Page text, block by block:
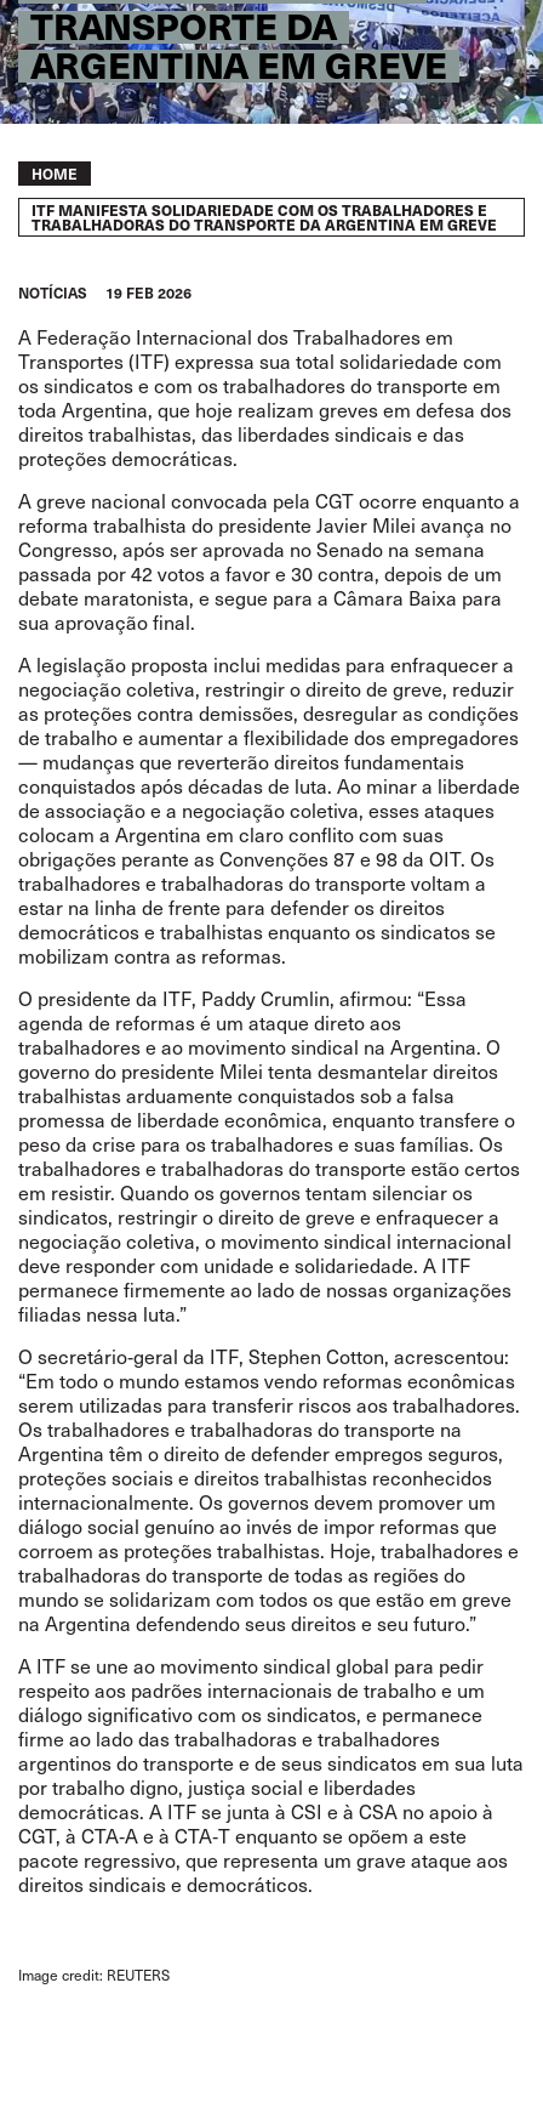
TRANSPORTE DA
ARGENTINA EM GREVE
Breadcrumb
HOME
ITF MANIFESTA SOLIDARIEDADE COM OS TRABALHADORES E
TRABALHADORAS DO TRANSPORTE DA ARGENTINA EM GREVE
NOTÍCIAS 19 FEB 2026
A Federação Internacional dos Trabalhadores em
Transportes (ITF) expressa sua total solidariedade com
os sindicatos e com os trabalhadores do transporte em
toda Argentina, que hoje realizam greves em defesa dos
direitos trabalhistas, das liberdades sindicais e das
proteções democráticas.
A greve nacional convocada pela CGT ocorre enquanto a
reforma trabalhista do presidente Javier Milei avança no
Congresso, após ser aprovada no Senado na semana
passada por 42 votos a favor e 30 contra, depois de um
debate maratonista, e segue para a Câmara Baixa para
sua aprovação final.
A legislação proposta inclui medidas para enfraquecer a
negociação coletiva, restringir o direito de greve, reduzir
as proteções contra demissões, desregular as condições
de trabalho e aumentar a flexibilidade dos empregadores
— mudanças que reverterão direitos fundamentais
conquistados após décadas de luta. Ao minar a liberdade
de associação e a negociação coletiva, esses ataques
colocam a Argentina em claro conflito com suas
obrigações perante as Convenções 87 e 98 da OIT. Os
trabalhadores e trabalhadoras do transporte voltam a
estar na linha de frente para defender os direitos
democráticos e trabalhistas enquanto os sindicatos se
mobilizam contra as reformas.
O presidente da ITF, Paddy Crumlin, afirmou: “Essa
agenda de reformas é um ataque direto aos
trabalhadores e ao movimento sindical na Argentina. O
governo do presidente Milei tenta desmantelar direitos
trabalhistas arduamente conquistados sob a falsa
promessa de liberdade econômica, enquanto transfere o
peso da crise para os trabalhadores e suas famílias. Os
trabalhadores e trabalhadoras do transporte estão certos
em resistir. Quando os governos tentam silenciar os
sindicatos, restringir o direito de greve e enfraquecer a
negociação coletiva, o movimento sindical internacional
deve responder com unidade e solidariedade. A ITF
permanece firmemente ao lado de nossas organizações
filiadas nessa luta.”
O secretário‑geral da ITF, Stephen Cotton, acrescentou:
“Em todo o mundo estamos vendo reformas econômicas
serem utilizadas para transferir riscos aos trabalhadores.
Os trabalhadores e trabalhadoras do transporte na
Argentina têm o direito de defender empregos seguros,
proteções sociais e direitos trabalhistas reconhecidos
internacionalmente. Os governos devem promover um
diálogo social genuíno ao invés de impor reformas que
corroem as proteções trabalhistas. Hoje, trabalhadores e
trabalhadoras do transporte de todas as regiões do
mundo se solidarizam com todos os que estão em greve
na Argentina defendendo seus direitos e seu futuro.”
A ITF se une ao movimento sindical global para pedir
respeito aos padrões internacionais de trabalho e um
diálogo significativo com os sindicatos, e permanece
firme ao lado das trabalhadoras e trabalhadores
argentinos do transporte e de seus sindicatos em sua luta
por trabalho digno, justiça social e liberdades
democráticas. A ITF se junta à CSI e à CSA no apoio à
CGT, à CTA‑A e à CTA‑T enquanto se opõem a este
pacote regressivo, que representa um grave ataque aos
direitos sindicais e democráticos.
Image credit: REUTERS